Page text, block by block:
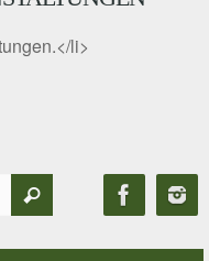
li>
Suchen